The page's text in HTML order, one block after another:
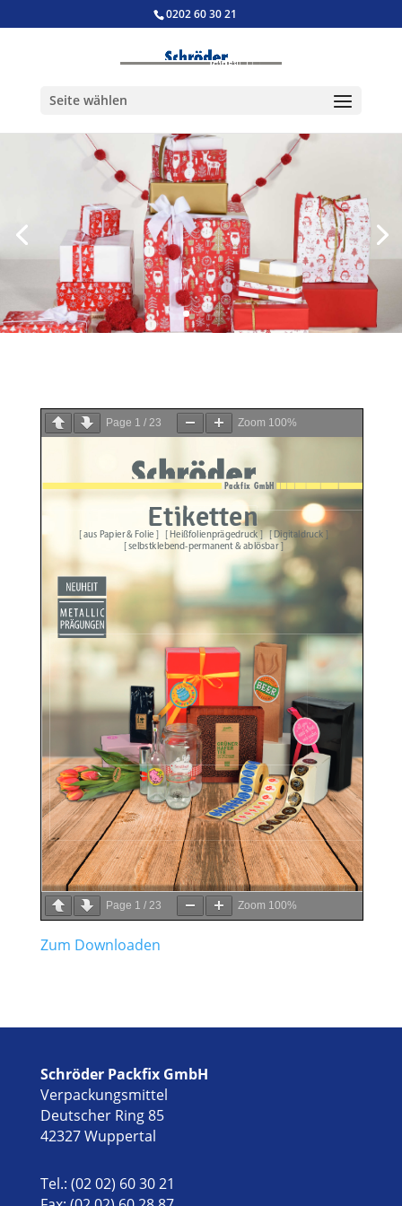
0202 60 30 21
Seite wählen
Page 1 / 23 Zoom 100%
Page 1 / 23 Zoom 100%
Zum Downloaden
Schröder Packfix GmbH
Verpackungsmittel
Deutscher Ring 85
42327 Wuppertal
Tel.: (02 02) 60 30 21